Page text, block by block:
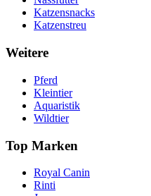
Katzensnacks
Katzenstreu
Weitere
Pferd
Kleintier
Aquaristik
Wildtier
Top Marken
Royal Canin
Rinti